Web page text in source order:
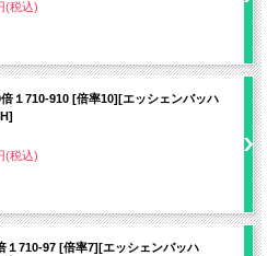
(税込)
１710-910 [倍率10][エッシェンバッハ
(税込)
１710-97 [倍率7][エッシェンバッハ